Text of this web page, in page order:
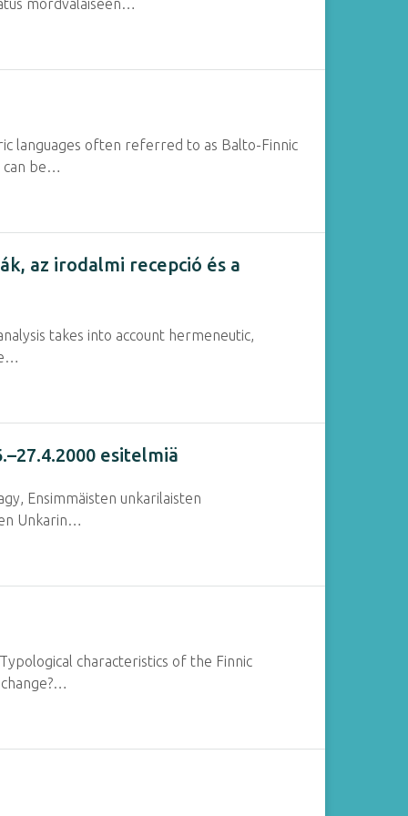
mordvalaiseen…
languages often referred to as Balto-Finnic
can be…
az irodalmi recepció és a
takes into account hermeneutic,
esitelmiä
Ensimmäisten unkarilaisten
Unkarin…
characteristics of the Finnic